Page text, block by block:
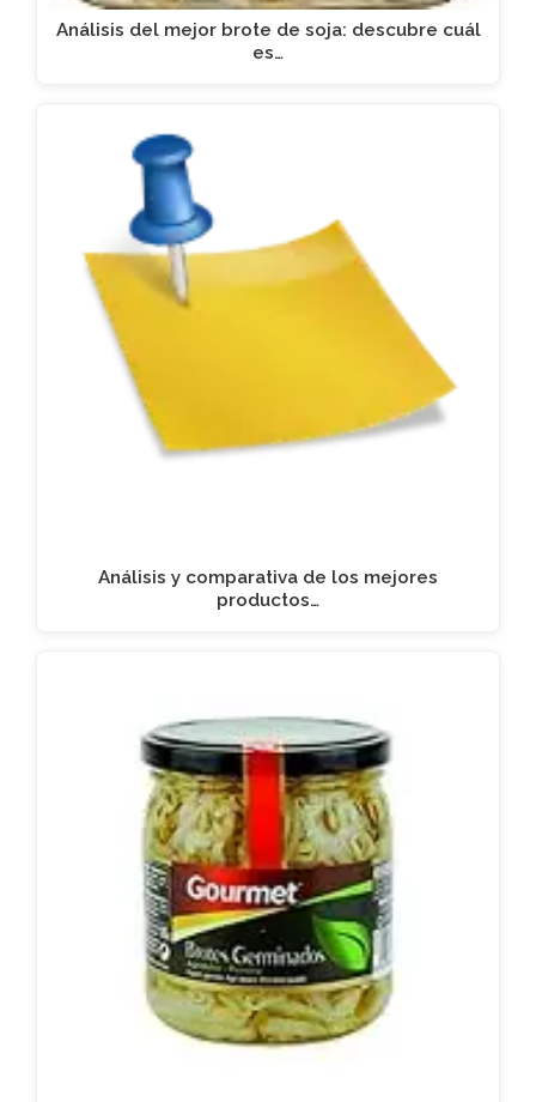
Análisis del mejor brote de soja: descubre cuál
es…
Análisis y comparativa de los mejores
productos…